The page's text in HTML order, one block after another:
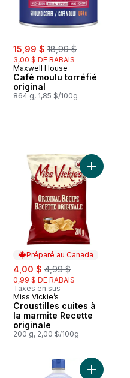
sale:
15,99 $ , formerly:
18,99 $
3,00 $ DE RABAIS
Maxwell House
Café moulu torréfié
original
864 g, 1,85 $/100g
tranquilia au panier
Préparé au Canada
sale:
4,00 $ , formerly:
4,99 $
0,99 $ DE RABAIS
Taxes en sus
Préparé au Canada
Miss Vickie’s
Croustilles cuites à
la marmite Recette
originale
200 g, 2,00 $/100g
Ajouter
RITZ originaux, goût
Ajouter